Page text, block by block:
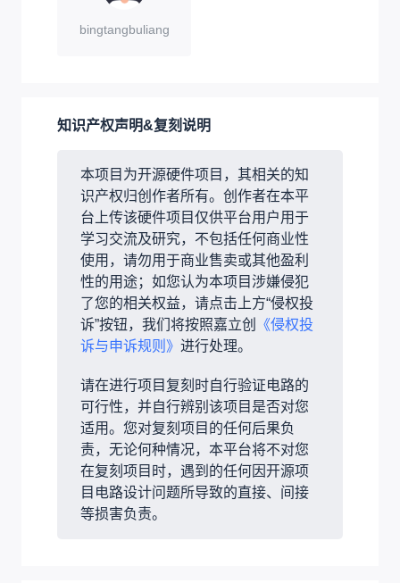
bingtangbuliang
知识产权声明&复刻说明
本项目为开源硬件项目，其相关的知
识产权归创作者所有。创作者在本平
台上传该硬件项目仅供平台用户用于
学习交流及研究，不包括任何商业性
使用，请勿用于商业售卖或其他盈利
性的用途；如您认为本项目涉嫌侵犯
了您的相关权益，请点击上方“侵权投
诉”按钮，我们将按照嘉立创
《侵权投
诉与申诉规则》 进行处理。
请在进行项目复刻时自行验证电路的
可行性，并自行辨别该项目是否对您
适用。您对复刻项目的任何后果负
责，无论何种情况，本平台将不对您
在复刻项目时，遇到的任何因开源项
目电路设计问题所导致的直接、间接
等损害负责。